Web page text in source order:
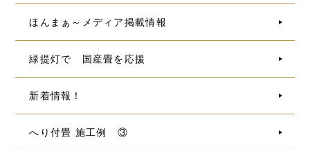
ほんまぁ～メディア掲載情報
緑提灯で 国産畳を応援
新着情報！
へり付畳 施工例 ③